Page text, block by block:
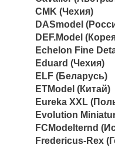
CMK (Чехия)
DASmodel
DEF.Model
Echelon Fine
Eduard (Чехия)
ELF (Беларусь)
ETModel (Китай)
Eureka XXL
Evolution
FCModelternd
Fredericus-Rex